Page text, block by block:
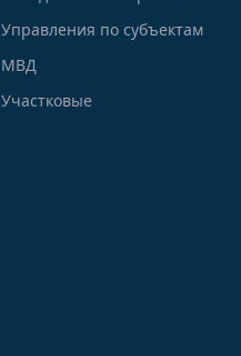
Управления по субъектам
МВД
Участковые